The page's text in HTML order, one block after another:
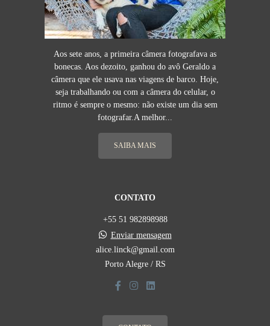
Aos sete anos, a primeira câmera fotografava as
bonecas. Aos dezoito, ganhou do avô Geraldo a
câmera que ele usava nas viagens de barco. Hoje,
seja trabalhando ou com a câmera do celular, o
ritmo é sempre o mesmo: não existe um dia sem
fotografar.A melhor...
SAIBA MAIS
CONTATO
+55 51 982898988
Enviar mensagem
alice.linck@gmail.com
Porto Alegre / RS